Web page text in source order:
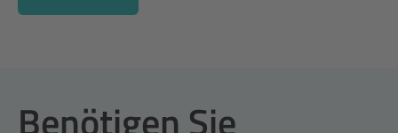
Benötigen Sie